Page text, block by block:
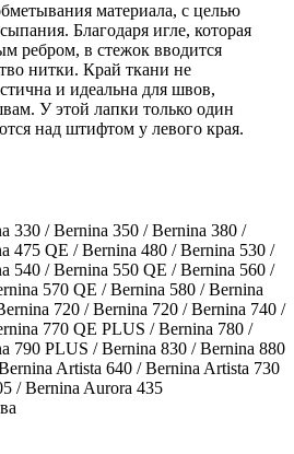
материала, с целью
Благодаря игле, которая
ребром, в стежок вводится
нитки. Край ткани не
и идеальна для швов,
У этой лапки только один
над штифтом у левого края.
330 / Bernina 350 / Bernina 380 /
475 QE / Bernina 480 / Bernina 530 /
540 / Bernina 550 QE / Bernina 560 /
570 QE / Bernina 580 / Bernina
720 / Bernina 720 / Bernina 740 /
770 QE PLUS / Bernina 780 /
790 PLUS / Bernina 830 / Bernina 880
Artista 640 / Bernina Artista 730
/ Bernina Aurora 435